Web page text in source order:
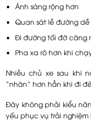
Ánh sáng rộng hơn
Quan sát lề đường dễ
Đi đường tối đỡ căng
Pha xa rõ hơn khi
Nhiều chủ xe sau khi
“nhàn” hơn hẳn khi đi
Đây không phải kiểu
yếu phục vụ trải nghiệm